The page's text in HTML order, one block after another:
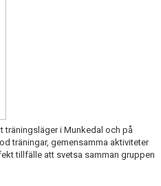
träningsläger i Munkedal och på
träningar, gemensamma aktiviteter
tillfälle att svetsa samman gruppen